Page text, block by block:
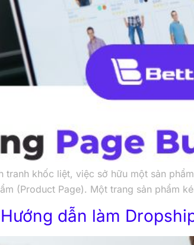
tranh khốc liệt, việc sở hữu một sản
(Product Page). Một trang sản phẩm
dẫn làm